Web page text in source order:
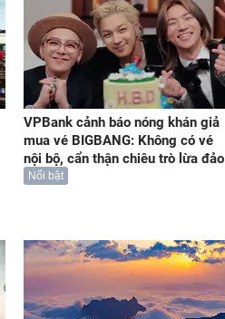
VPBank cảnh báo nóng khán giả
mua vé BIGBANG: Không có vé
nội bộ, cẩn thận chiêu trò lừa đảo
Nổi bật